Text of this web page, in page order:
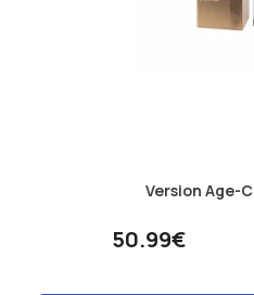
Version Age-
50.99€